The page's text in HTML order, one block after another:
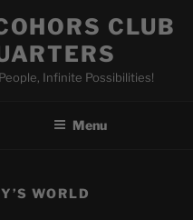
CLUB
Infinite Possibilities!
Menu
WORLD